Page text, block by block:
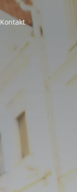
Kontakt